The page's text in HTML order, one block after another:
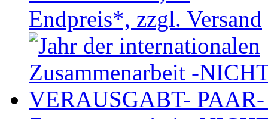
Endpreis*, zzgl. Versand